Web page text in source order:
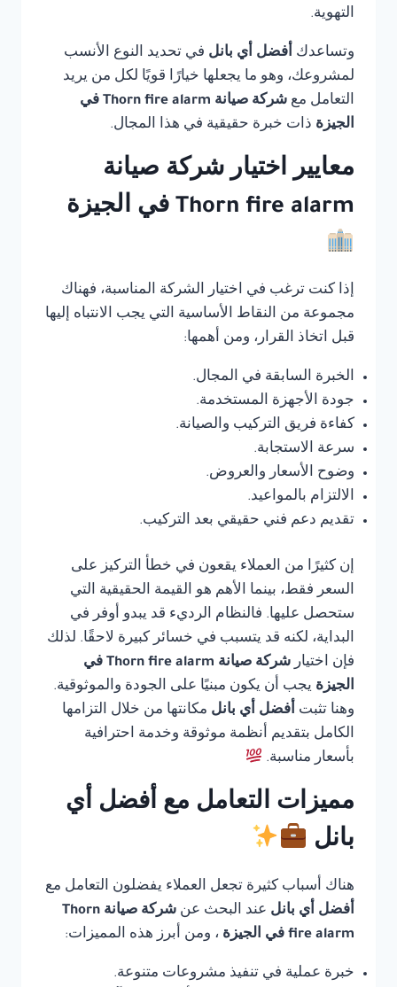
التهوية.
وتساعدك أفضل أي بانل في تحديد النوع الأنسب
لمشروعك، وهو ما يجعلها خيارًا قويًا لكل من يريد
التعامل مع
شركة صيانة Thorn fire alarm في
الجيزة ذات خبرة حقيقية في هذا المجال.
معايير اختيار شركة صيانة
Thorn fire alarm في الجيزة
إذا كنت ترغب في اختيار الشركة المناسبة، فهناك
مجموعة من النقاط الأساسية التي يجب الانتباه إليها
قبل اتخاذ القرار، ومن أهمها:
الخبرة السابقة في المجال.
جودة الأجهزة المستخدمة.
كفاءة فريق التركيب والصيانة.
سرعة الاستجابة.
وضوح الأسعار والعروض.
الالتزام بالمواعيد.
تقديم دعم فني حقيقي بعد التركيب.
إن كثيرًا من العملاء يقعون في خطأ التركيز على
السعر فقط، بينما الأهم هو القيمة الحقيقية التي
ستحصل عليها. فالنظام الرديء قد يبدو أوفر في
البداية، لكنه قد يتسبب في خسائر كبيرة لاحقًا. لذلك
فإن اختيار
شركة صيانة Thorn fire alarm في
الجيزة يجب أن يكون مبنيًا على الجودة والموثوقية.
وهنا تثبت أفضل أي بانل مكانتها من خلال التزامها
الكامل بتقديم أنظمة موثوقة وخدمة احترافية
بأسعار مناسبة.
مميزات التعامل مع أفضل أي
بانل
هناك أسباب كثيرة تجعل العملاء يفضلون التعامل مع
أفضل أي بانل عند البحث عن
شركة صيانة Thorn
fire alarm في الجيزة
، ومن أبرز هذه المميزات:
خبرة عملية في تنفيذ مشروعات متنوعة.